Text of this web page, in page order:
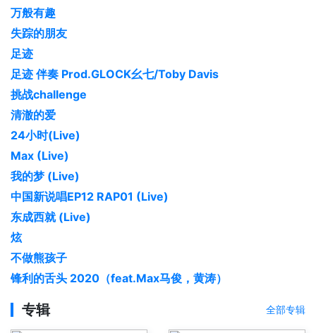
万般有趣
失踪的朋友
足迹
足迹 伴奏 Prod.GLOCK幺七/Toby Davis
挑战challenge
清澈的爱
24小时(Live)
Max (Live)
我的梦 (Live)
中国新说唱EP12 RAP01 (Live)
东成西就 (Live)
炫
不做熊孩子
锋利的舌头 2020（feat.Max马俊，黄涛）
专辑 全部专辑